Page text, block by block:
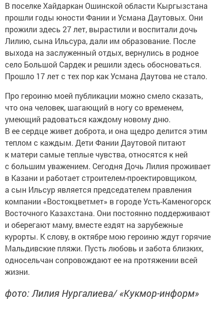
В поселке Хайдаркан Ошинской области Кыргызстана
прошли годы юности Фании и Усмана Даутовых. Они
прожили здесь 27 лет, вырастили и воспитали дочь
Лилию, сына Ильсура, дали им образование. После
выхода на заслуженный отдых, вернулись в родное
село Большой Сардек и решили здесь обосноваться.
Прошло 17 лет с тех пор как Усмана Даутова не стало.
Про героиню моей публикации можно смело сказать,
что она человек, шагающий в ногу со временем,
умеющий радоваться каждому новому дню.
В ее сердце живет доброта, и она щедро делится этим
теплом с каждым. Дети Фании Даутовой питают
к матери самые теплые чувства, относятся к ней
с большим уважением. Сегодня Дочь Лилия проживает
в Казани и работает строителем-проектировщиком,
а сын Ильсур является председателем правления
компании «Востокцветмет» в городе Усть-Каменогорск
Восточного Казахстана. Они постоянно поддерживают
и оберегают маму, вместе ездят на зарубежные
курорты. К слову, в октябре мою героиню ждут горячие
Мальдивские пляжи. Пусть любовь и забота близких,
односельчан сопровождают ее на протяжении всей
жизни.
фото: Лилия Нургалиева/ «Кукмор-информ»